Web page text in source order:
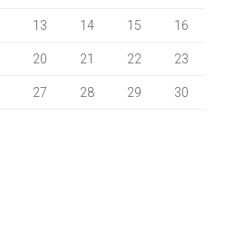
13 14 15 16
20 21 22 23
27 28 29 30